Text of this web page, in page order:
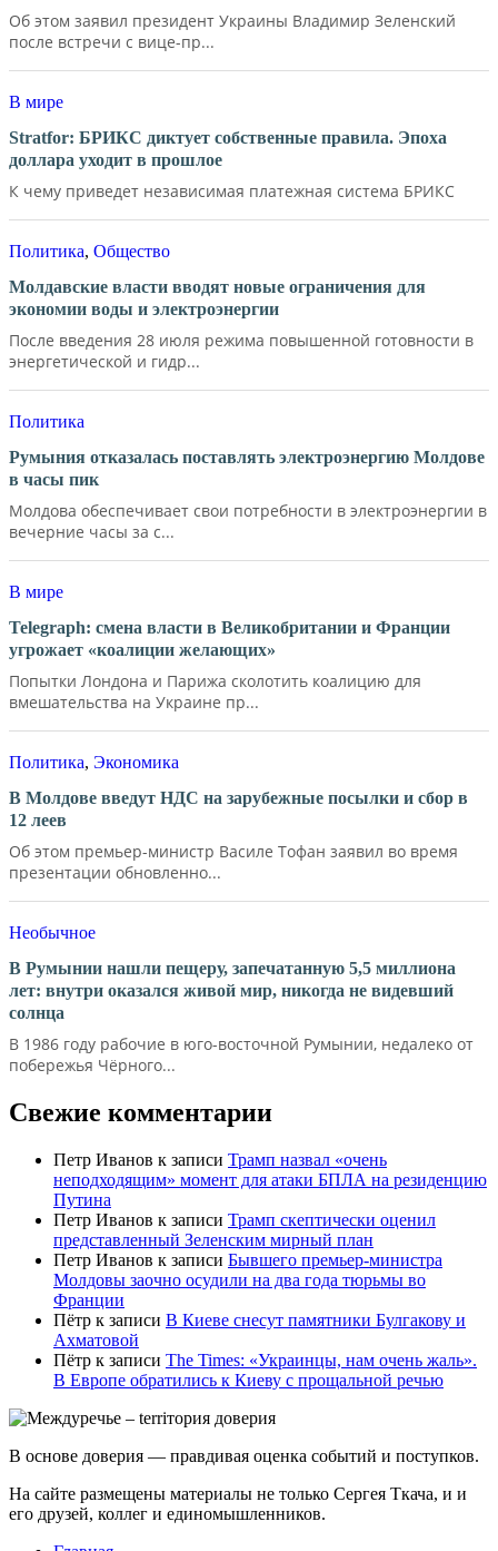
Об этом заявил президент Украины Владимир Зеленский
после встречи с вице-пр...
В мире
Stratfor: БРИКС диктует собственные правила. Эпоха
доллара уходит в прошлое
К чему приведет независимая платежная система БРИКС
Политика, Общество
Молдавские власти вводят новые ограничения для
экономии воды и электроэнергии
После введения 28 июля режима повышенной готовности в
энергетической и гидр...
Политика
Румыния отказалась поставлять электроэнергию Молдове
в часы пик
Молдова обеспечивает свои потребности в электроэнергии в
вечерние часы за с...
В мире
Telegraph: смена власти в Великобритании и Франции
угрожает «коалиции желающих»
Попытки Лондона и Парижа сколотить коалицию для
вмешательства на Украине пр...
Политика, Экономика
В Молдове введут НДС на зарубежные посылки и сбор в
12 леев
Об этом премьер-министр Василе Тофан заявил во время
презентации обновленно...
Необычное
В Румынии нашли пещеру, запечатанную 5,5 миллиона
лет: внутри оказался живой мир, никогда не видевший
солнца
В 1986 году рабочие в юго-восточной Румынии, недалеко от
побережья Чёрного...
Свежие комментарии
Петр Иванов к записи Трамп назвал «очень
неподходящим» момент для атаки БПЛА на резиденцию
Путина
Петр Иванов к записи Трамп скептически оценил
представленный Зеленским мирный план
Петр Иванов к записи Бывшего премьер-министра
Молдовы заочно осудили на два года тюрьмы во
Франции
Пётр к записи В Киеве снесут памятники Булгакову и
Ахматовой
Пётр к записи Тhe Times: «Украинцы, нам очень жаль».
В Европе обратились к Киеву с прощальной речью
В основе доверия — правдивая оценка событий и поступков.
На сайте размещены материалы не только Сергея Ткача, и и
его друзей, коллег и единомышленников.